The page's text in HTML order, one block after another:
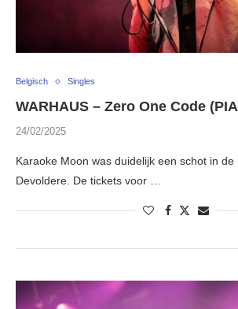
Belgisch Singles
WARHAUS – Zero One Code
24/02/2025
Karaoke Moon was duidelijk een schot in
Devoldere. De tickets voor …